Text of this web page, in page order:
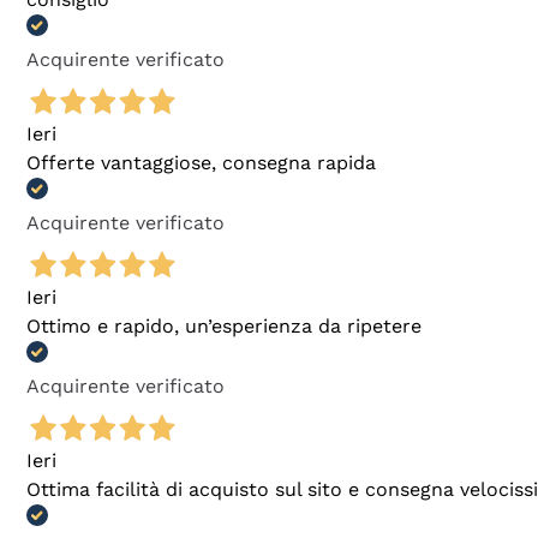
Acquirente verificato
Ieri
Offerte vantaggiose, consegna rapida
Acquirente verificato
Ieri
Ottimo e rapido, un’esperienza da ripetere
Acquirente verificato
Ieri
Ottima facilità di acquisto sul sito e consegna